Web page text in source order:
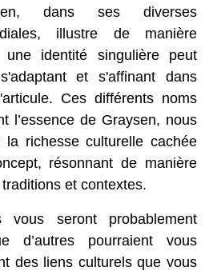
dans ses diverses
illustre de manière
une identité singulière peut
et s'affinant dans
Ces différents noms
l’essence de Graysen, nous
richesse culturelle cachée
résonnant de manière
et contextes.
vous seront probablement
d’autres pourraient vous
des liens culturels que vous